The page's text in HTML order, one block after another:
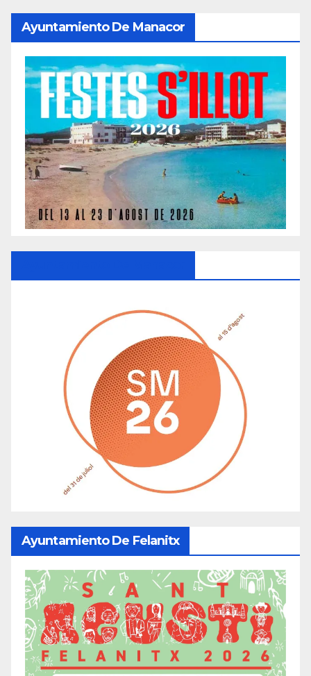
Ayuntamiento De Manacor
Ayuntamiento De Felanitx